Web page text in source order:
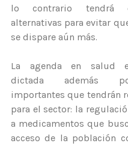
lo contrario tendrá
alternativas para evitar
se dispare aún más.
La agenda en salud
dictada además
importantes que tendrán
para el sector: la
a medicamentos que
acceso de la población